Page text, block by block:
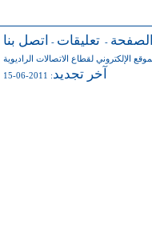
- تعليقات - اتصل بنا
الإلكتروني لقطاع الاتصالات الراديوية
آخر تجديد: 2011-06-15